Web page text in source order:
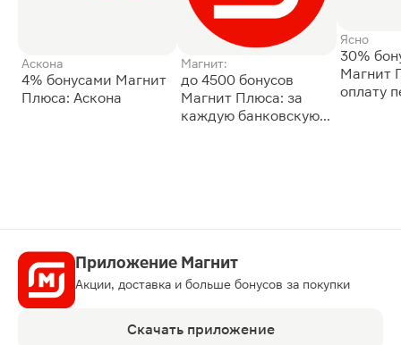
Аскона
4% бонусами Магнит
Плюса: Аскона
Магнит:
до 4500 бонусов
Магнит Плюса: за
каждую банковскую
Ясно
30%
Магнит
оплату
Приложение Магнит
Акции, доставка и больше бонусов за покупки
Скачать приложение